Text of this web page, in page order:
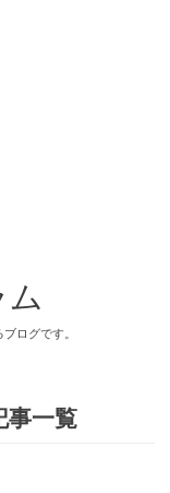
ム
ログです。
一覧